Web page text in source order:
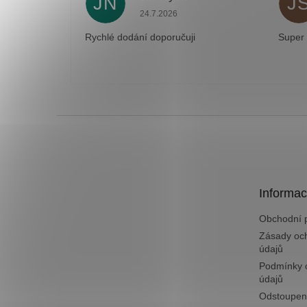
Hodnocení obchodu je 5 z 5
24.7.2026
Rychlé dodání doporučuji Super
Obchodní
Zásady
údajů
Podmínky
údajů